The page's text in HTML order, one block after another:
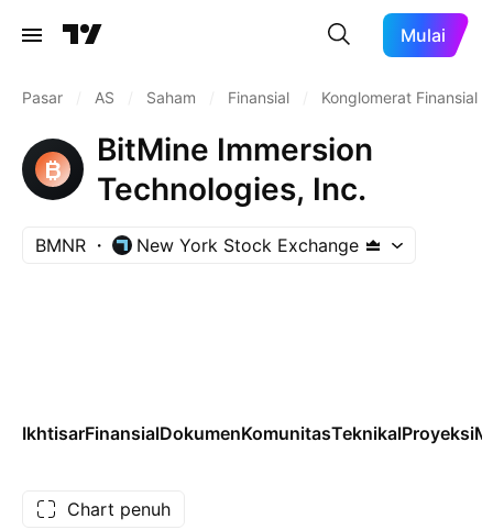
Mulai
Pasar AS Saham Finansial Konglomerat Finansial
BitMine Immersion
Technologies, Inc.
BMNR New York Stock Exchange
IkhtisarFinansialDokumenKomunitasTeknikalProyeksi
Chart penuh